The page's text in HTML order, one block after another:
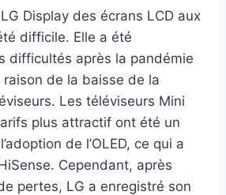
Display des écrans LCD aux
difficile. Elle a été
difficultés après la pandémie
raison de la baisse de la
Les téléviseurs Mini
plus attractif ont été un
de l’OLED, ce qui a
Cependant, après
pertes, LG a enregistré son